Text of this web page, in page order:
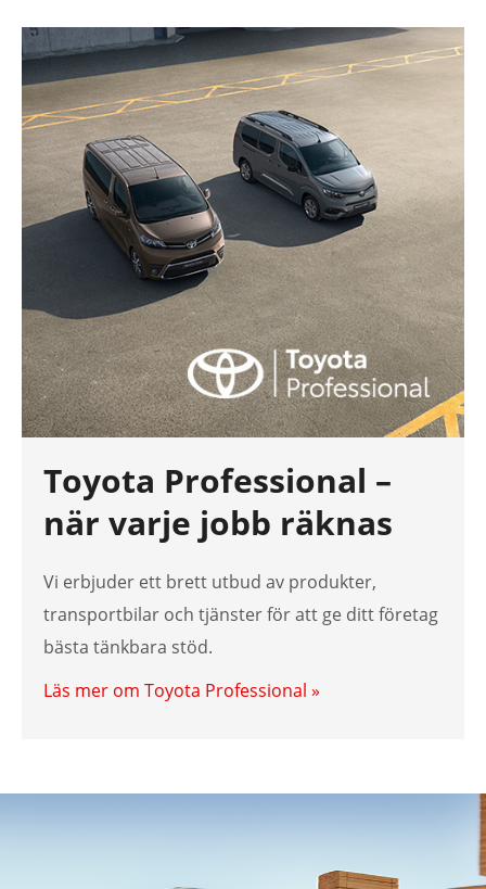
Toyota Professional –
när varje jobb räknas
Vi erbjuder ett brett utbud av produkter,
transportbilar och tjänster för att ge ditt företag
bästa tänkbara stöd.
Läs mer om Toyota Professional »